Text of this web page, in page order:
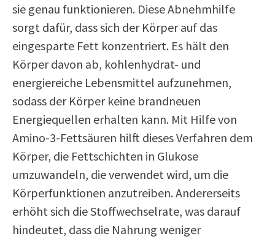
sie genau funktionieren. Diese Abnehmhilfe
sorgt dafür, dass sich der Körper auf das
eingesparte Fett konzentriert. Es hält den
Körper davon ab, kohlenhydrat- und
energiereiche Lebensmittel aufzunehmen,
sodass der Körper keine brandneuen
Energiequellen erhalten kann. Mit Hilfe von
Amino-3-Fettsäuren hilft dieses Verfahren dem
Körper, die Fettschichten in Glukose
umzuwandeln, die verwendet wird, um die
Körperfunktionen anzutreiben. Andererseits
erhöht sich die Stoffwechselrate, was darauf
hindeutet, dass die Nahrung weniger